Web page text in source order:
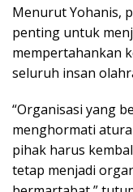
Menurut Yohanis,
penting untuk
mempertahankan
seluruh insan
“Organisasi yang
menghormati
pihak harus
tetap menjadi